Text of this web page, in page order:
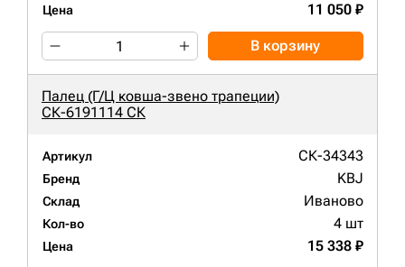
Цена 11 050 ₽
В корзину
Палец (Г/Ц ковша-звено трапеции)
СК-6191114 СК
Артикул СК-34343
Бренд KBJ
Склад Иваново
Кол-во 4 шт
Цена 15 338 ₽